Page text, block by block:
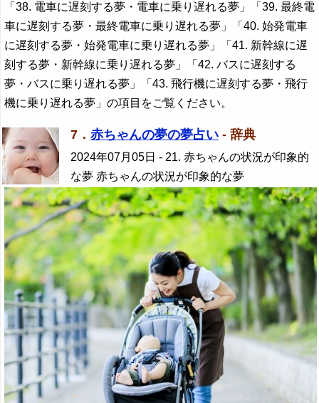
「38. 電車に遅刻する夢・電車に乗り遅れる夢」「39. 最終電
車に遅刻する夢・最終電車に乗り遅れる夢」「40. 始発電車
に遅刻する夢・始発電車に乗り遅れる夢」「41. 新幹線に遅
刻する夢・新幹線に乗り遅れる夢」「42. バスに遅刻する
夢・バスに乗り遅れる夢」「43. 飛行機に遅刻する夢・飛行
機に乗り遅れる夢」の項目をご覧ください。
7． 赤ちゃんの夢の夢占い - 辞典
2024年07月05日 - 21. 赤ちゃんの状況が印象的
な夢 赤ちゃんの状況が印象的な夢